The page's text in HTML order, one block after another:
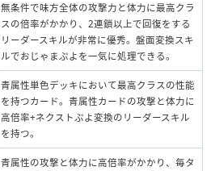
無条件で味方全体の攻撃力と体力に最高クラ
スの倍率がかかり、2連鎖以上で回復をする
リーダースキルが非常に優秀。盤面変換スキ
ルでおじゃまぷよを一気に処理できる。
青属性単色デッキにおいて最高クラスの性能
を持つカード。青属性カードの攻撃と体力に
高倍率+ネクストぷよ変換のリーダースキル
を持つ。
青属性の攻撃と体力に高倍率がかかり、毎タ